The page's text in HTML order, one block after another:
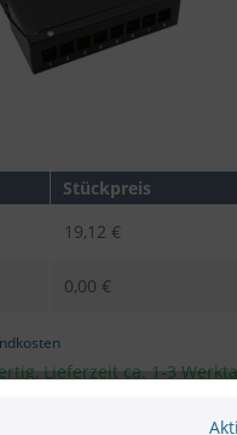
Stückpreis
19,12 €
0,00 €
Lieferzeit ca. 1-3